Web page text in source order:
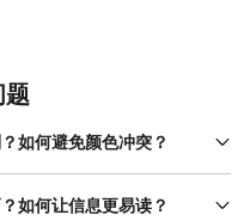
题
如何避免颜色冲突？
活力感，通用规则是“主色
决定整体风格（如红色显活
如何让信息更易读？